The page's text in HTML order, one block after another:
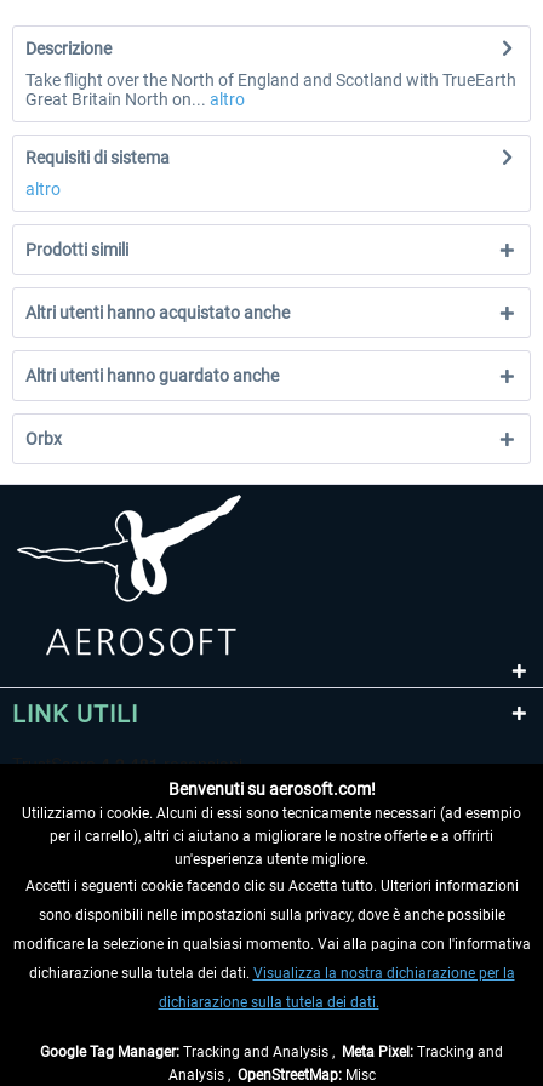
Descrizione
Take flight over the North of England and Scotland with TrueEarth
Great Britain North on... altro
Requisiti di sistema
altro
Prodotti simili
Altri utenti hanno acquistato anche
Altri utenti hanno guardato anche
Orbx
LINK UTILI
RECEDERE DAL CONTRATTO
INFORMAZIONI
Benvenuti su aerosoft.com!
Utilizziamo i cookie. Alcuni di essi sono tecnicamente necessari (ad esempio
per il carrello), altri ci aiutano a migliorare le nostre offerte e a offrirti
un'esperienza utente migliore.
Accetti i seguenti cookie facendo clic su Accetta tutto. Ulteriori informazioni
sono disponibili nelle impostazioni sulla privacy, dove è anche possibile
modificare la selezione in qualsiasi momento. Vai alla pagina con l'informativa
dichiarazione sulla tutela dei dati. Visualizza la nostra dichiarazione per la
dichiarazione sulla tutela dei dati.
Google Tag Manager: Tracking and Analysis , Meta Pixel: Tracking and
Analysis , OpenStreetMap:Misc